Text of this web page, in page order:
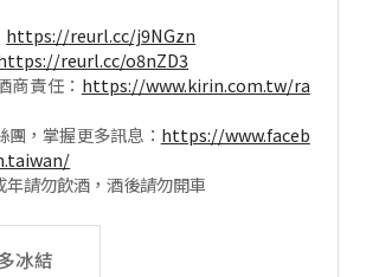
https://reurl.cc/j9NGzn
reurl.cc/o8nZD3
責任： https://www.kirin.com.tw/ra
，掌握更多訊息： https://www.faceb
請勿飲酒，酒後請勿開車
冰結